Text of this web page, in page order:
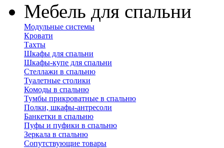
Мебель для спальни
Модульные системы
Кровати
Тахты
Шкафы для спальни
Шкафы-купе для спальни
Стеллажи в спальню
Туалетные столики
Комоды в спальню
Тумбы прикроватные в спальню
Полки, шкафы-антресоли
Банкетки в спальню
Пуфы и пуфики в спальню
Зеркала в спальню
Сопутствующие товары